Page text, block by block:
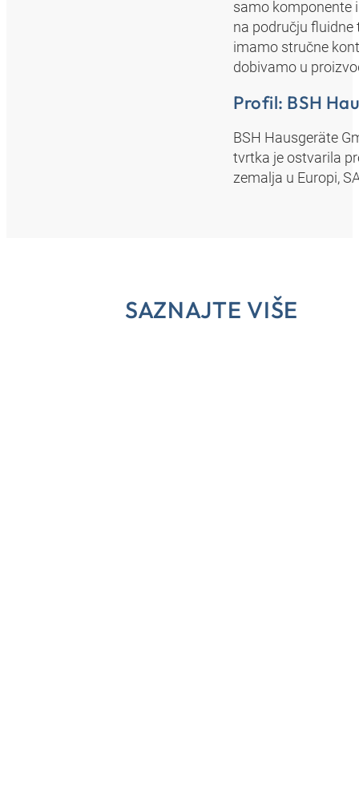
samo komponente
na području fluidne
imamo stručne
dobivamo u
Profil: BSH
BSH Hausgeräte
tvrtka je ostvarila
zemalja u Europi,
SAZNAJTE VIŠE